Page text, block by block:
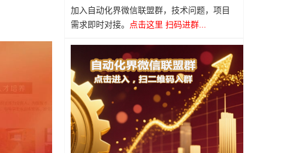
加入自动化界微信联盟群，技术问题，项目
需求即时对接。
点击这里 扫码进群...